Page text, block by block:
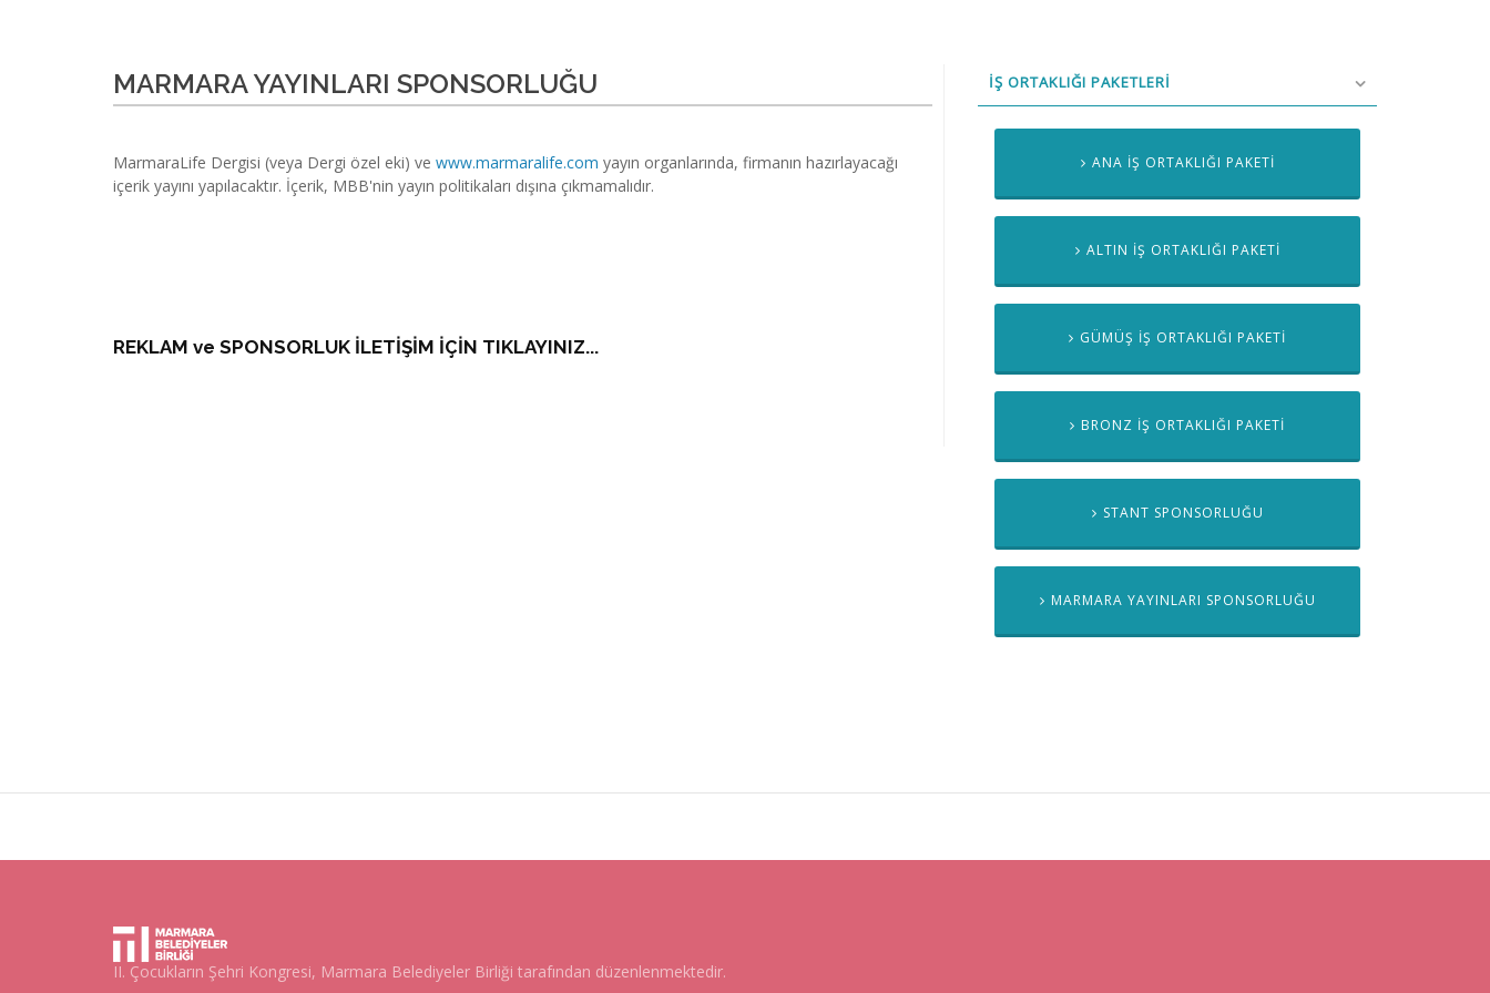
MARMARA YAYINLARI SPONSORLUĞU
MarmaraLife Dergisi (veya Dergi özel eki) ve www.marmaralife.com yayın organlarında, firmanın hazırlayacağı
içerik yayını yapılacaktır. İçerik, MBB'nin yayın politikaları dışına çıkmamalıdır.
REKLAM ve SPONSORLUK İLETİŞİM İÇİN TIKLAYINIZ...
İŞ ORTAKLIĞI PAKETLERİ
ANA İŞ ORTAKLIĞI PAKETİ
ALTIN İŞ ORTAKLIĞI PAKETİ
GÜMÜŞ İŞ ORTAKLIĞI PAKETİ
BRONZ İŞ ORTAKLIĞI PAKETİ
STANT SPONSORLUĞU
MARMARA YAYINLARI SPONSORLUĞU
II. Çocukların Şehri Kongresi, Marmara Belediyeler Birliği tarafından düzenlenmektedir.